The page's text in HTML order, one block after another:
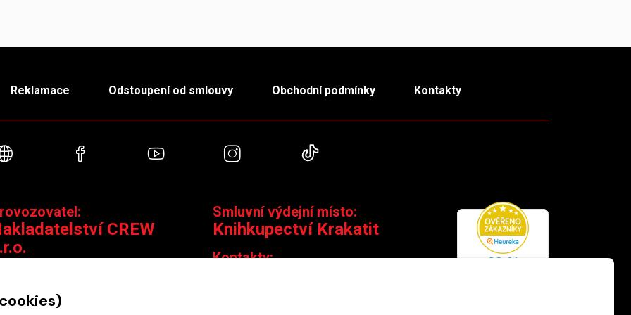
Reklamace Odstoupení od smlouvy Obchodní podmínky Kontakty
Webové stránkyFacebookYouTube Instagram
CREW
Čáslavská 15/1793, 130 00 Praha 3
Smluvní výdejní místo:
Knihkupectví Krakatit
Kontakty: